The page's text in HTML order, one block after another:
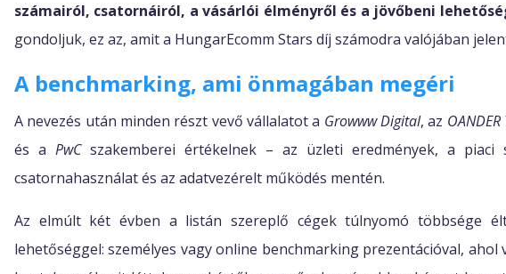
számairól, csatornáiról, a vásárlói élményről és a jövőbeni
gondoljuk, ez az, amit a HungarEcomm Stars díj számodra valójában
A benchmarking, ami önmagában megéri
A nevezés után minden részt vevő vállalatot a Growww Digital, az
és a PwCszakemberei értékelnek – az üzleti eredmények, a piaci
csatornahasználat és az adatvezérelt működés mentén.
Az elmúlt két évben a listán szereplő cégek túlnyomó többsége
lehetőséggel: személyes vagy online benchmarking prezentációval, ahol